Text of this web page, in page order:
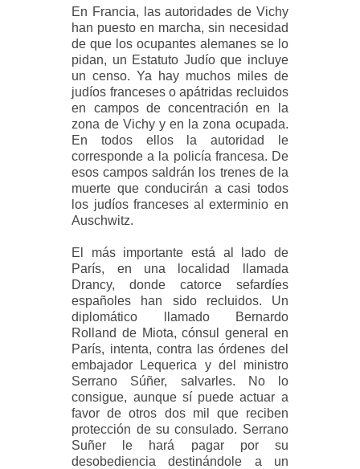
En Francia, las autoridades de Vichy
han puesto en marcha, sin necesidad
de que los ocupantes alemanes se lo
pidan, un Estatuto Judío que incluye
un censo. Ya hay muchos miles de
judíos franceses o apátridas recluidos
en campos de concentración en la
zona de Vichy y en la zona ocupada.
En todos ellos la autoridad le
corresponde a la policía francesa. De
esos campos saldrán los trenes de la
muerte que conducirán a casi todos
los judíos franceses al exterminio en
Auschwitz.
El más importante está al lado de
París, en una localidad llamada
Drancy, donde catorce sefardíes
españoles han sido recluidos. Un
diplomático llamado Bernardo
Rolland de Miota, cónsul general en
París, intenta, contra las órdenes del
embajador Lequerica y del ministro
Serrano Súñer, salvarles. No lo
consigue, aunque sí puede actuar a
favor de otros dos mil que reciben
protección de su consulado. Serrano
Suñer le hará pagar por su
desobediencia destinándole a un